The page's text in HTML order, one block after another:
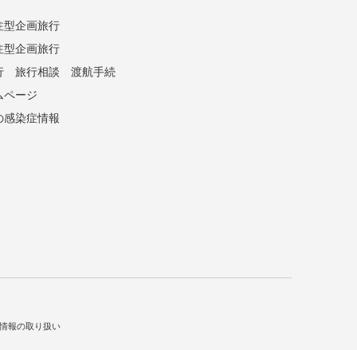
型企画旅行
型企画旅行
旅行相談
渡航手続
ページ
感染症情報
報の取り扱い